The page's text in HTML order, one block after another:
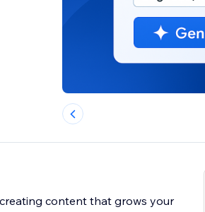
content that grows your